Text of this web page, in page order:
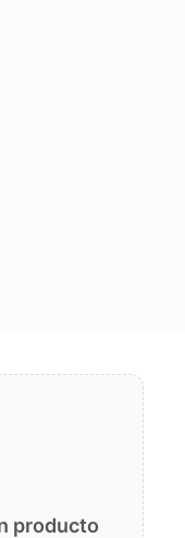
producto